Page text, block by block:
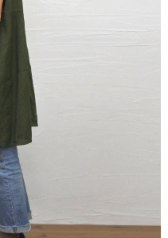
ンは丈夫で、長く使えます。
初のシャリ感はなくなり、柔
す。
る洗剤で洗うと、
。
ネン特有のハリとコシが楽し
ール